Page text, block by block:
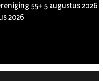
55+ 5 augustus 2026
2026